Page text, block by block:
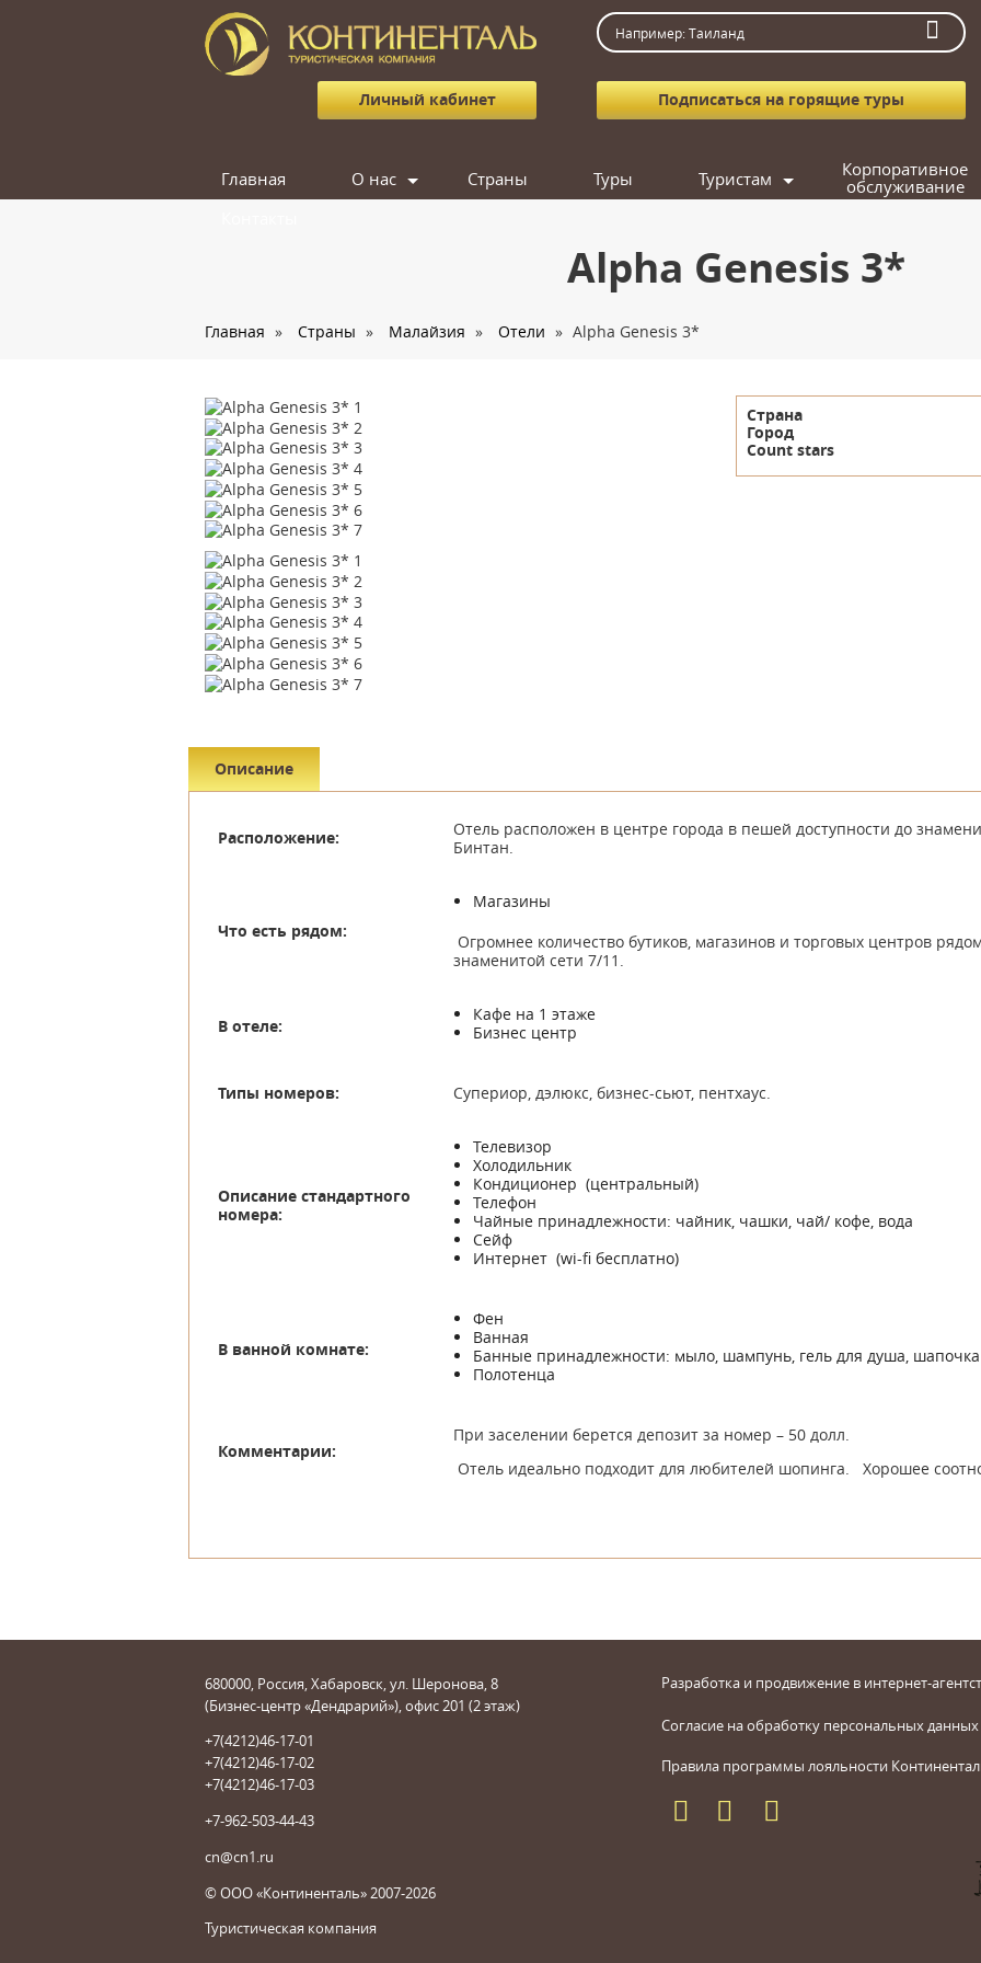
Личный кабинет Подписаться на горящие туры
Главная
О нас
Страны Туры
Туристам
Вопрос-ответ
Подобрать тур
Поиск попутчика
Корпоративное
обслуживание
Alpha Genesis 3*
Главная » Страны » Малайзия » Отели » Alpha Genesis 3*
Страна
Город
Count stars
Описание
Расположение:
Отель расположен в центре города в пешей доступности до
Бинтан.
Что есть рядом:
Магазины
Огромнее количество бутиков, магазинов и торговых центров
знаменитой сети 7/11.
В отеле:
Кафе на 1 этаже
Бизнес центр
Типы номеров: Супериор, дэлюкс, бизнес-сьют, пентхаус.
Описание стандартного
номера:
Телевизор
Холодильник
Кондиционер (центральный)
Телефон
Чайные принадлежности: чайник, чашки, чай/ кофе, вода
Сейф
Интернет (wi-fi бесплатно)
В ванной комнате:
Фен
Ванная
Банные принадлежности: мыло, шампунь, гель для душа, шапочка
Полотенца
Комментарии:
При заселении берется депозит за номер – 50 долл.
Отель идеально подходит для любителей шопинга. Хорошее
680000, Россия, Хабаровск, ул. Шеронова, 8
(Бизнес-центр «Дендрарий»), офис 201 (2 этаж)
+7(4212)46-17-01
+7(4212)46-17-02
+7(4212)46-17-03
+7-962-503-44-43
cn@cn1.ru
© ООО «Континенталь» 2007-2026
Туристическая компания
Разработка и продвижение в интернет-
Согласие на обработку персональных данных
Правила программы лояльности